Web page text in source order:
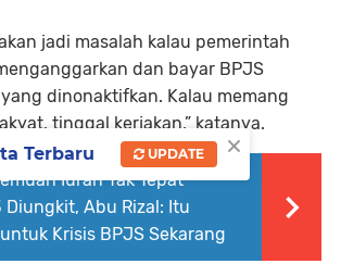
jadi masalah kalau pemerintah
dan bayar BPJS
dinonaktifkan. Kalau memang
tinggal kerjakan,” katanya.
Iuran Tak Tepat
Diungkit, Abu Rizal: Itu
Krisis BPJS Sekarang
×
Terbaru UPDATE